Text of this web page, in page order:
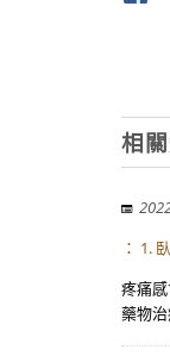
相
： 1.
疼痛
藥物